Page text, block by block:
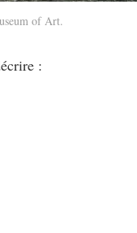
of Art.
: